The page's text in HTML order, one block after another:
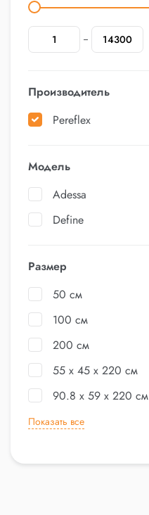
Производитель
Pereflex
Модель
Adessa
Define
Размер
50 см
100 см
200 см
55 x 45 x 220 см
90.8 x 59 x 220 см
Показать все